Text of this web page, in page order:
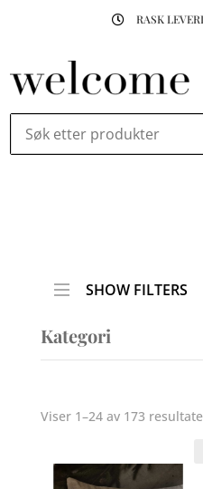
 RASK
SHOW FILTERS
Kategori
Viser 1–24 av 173